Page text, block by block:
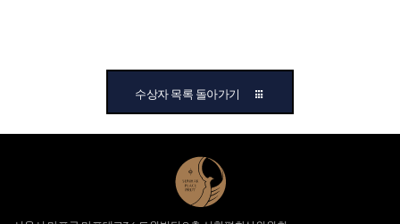
수상자 목록 돌아가기